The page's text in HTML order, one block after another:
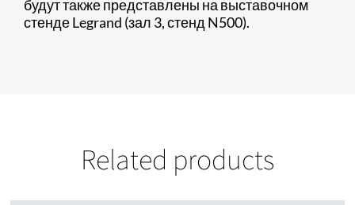
будут также представлены на выставочном
стенде Legrand (зал 3, стенд N500).
Related products